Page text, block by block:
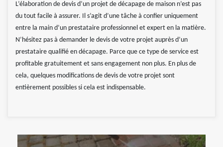
L’élaboration de devis d’un projet de décapage de maison n’est pas
du tout facile à assurer. Il s’agit d’une tâche à confier uniquement
entre la main d’un prestataire professionnel et expert en la matière.
N’hésitez pas à demander le devis de votre projet auprès d’un
prestataire qualifié en décapage. Parce que ce type de service est
profitable gratuitement et sans engagement non plus. En plus de
cela, quelques modifications de devis de votre projet sont
entièrement possibles si cela est indispensable.